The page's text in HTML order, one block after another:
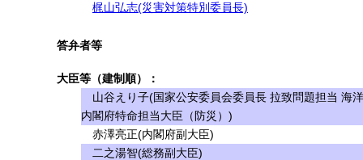
梶山弘志(災害対策特別委員長)
答弁者等
大臣等（建制順）：
山谷えり子(国家公安委員会委員長 拉致問題担当 海
内閣府特命担当大臣（防災）)
赤澤亮正(内閣府副大臣)
二之湯智(総務副大臣)